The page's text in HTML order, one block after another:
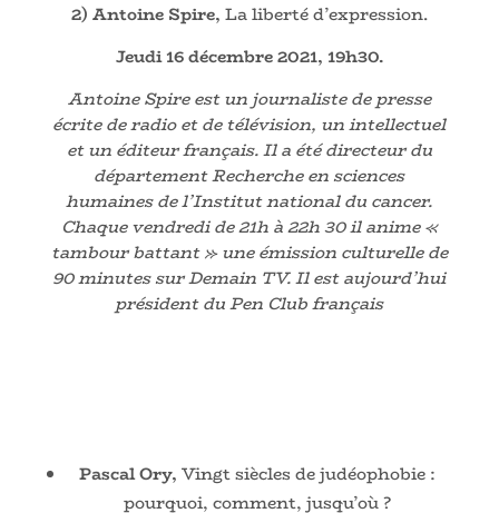
2) Antoine Spire, La liberté d’expression.
Jeudi 16 décembre 2021, 19h30.
Antoine Spire est un journaliste de presse
écrite de radio et de télévision, un intellectuel
et un éditeur français. Il a été directeur du
département Recherche en sciences
humaines de l’Institut national du cancer.
Chaque vendredi de 21h à 22h 30 il anime «
tambour battant » une émission culturelle de
90 minutes sur Demain TV. Il est aujourd’hui
président du Pen Club français
Pascal Ory,Vingt siècles de judéophobie :
pourquoi, comment, jusqu’où ?